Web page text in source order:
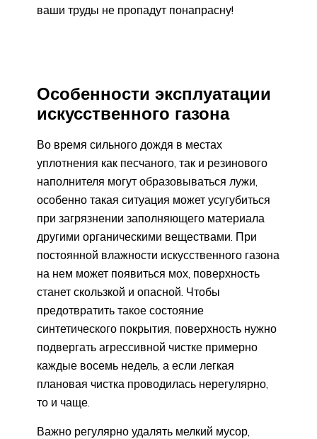
ваши труды не пропадут понапрасну!
Особенности эксплуатации
искусственного газона
Во время сильного дождя в местах
уплотнения как песчаного, так и резинового
наполнителя могут образовываться лужи,
особенно такая ситуация может усугубиться
при загрязнении заполняющего материала
другими органическими веществами. При
постоянной влажности искусственного газона
на нем может появиться мох, поверхность
станет скользкой и опасной. Чтобы
предотвратить такое состояние
синтетического покрытия, поверхность нужно
подвергать агрессивной чистке примерно
каждые восемь недель, а если легкая
плановая чистка проводилась нерегулярно,
то и чаще.
Важно регулярно удалять мелкий мусор,